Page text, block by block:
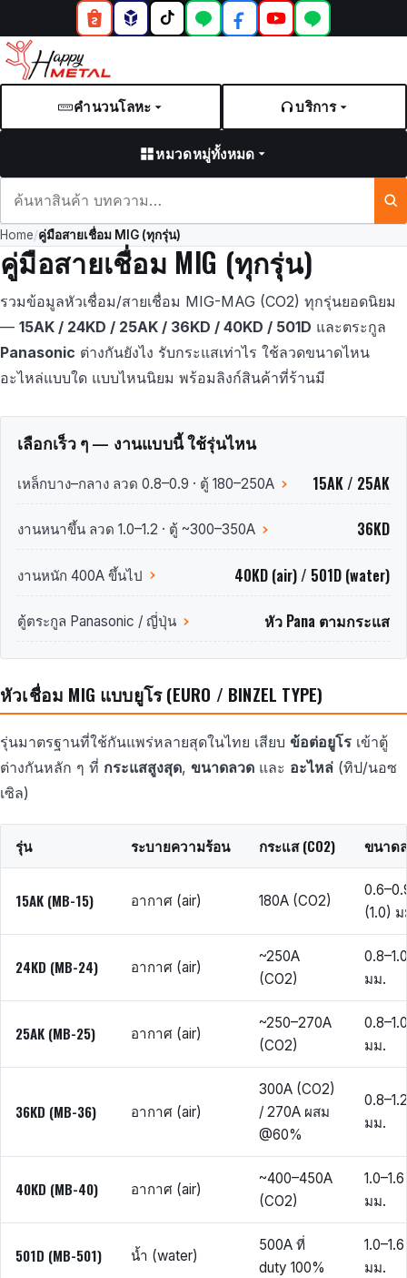
คำนวนโลหะ บริการ
หมวดหมู่ทั้งหมด
และ
บทความ
Home/คู่มือสายเชื่อม MIG (ทุกรุ่น)
คู่มือสายเชื่อม MIG (ทุกรุ่น)
รวมข้อมูลหัวเชื่อม/สายเชื่อม MIG-MAG (CO2) ทุกรุ่นยอดนิยม
— 15AK / 24KD / 25AK / 36KD / 40KD / 501D และตระกูล
Panasonic ต่างกันยังไง รับกระแสเท่าไร ใช้ลวดขนาดไหน
อะไหล่แบบใด แบบไหนนิยม พร้อมลิงก์สินค้าที่ร้านมี
เลือกเร็ว ๆ — งานแบบนี้ ใช้รุ่นไหน
เหล็กบาง–กลาง ลวด 0.8–0.9 · ตู้ 180–250A 15AK / 25AK
งานหนาขึ้น ลวด 1.0–1.2 · ตู้ ~300–350A 36KD
งานหนัก 400A ขึ้นไป 40KD (air) / 501D (water)
ตู้ตระกูล Panasonic / ญี่ปุ่น หัว Pana ตามกระแส
หัวเชื่อม MIG แบบยูโร (EURO / BINZEL TYPE)
รุ่นมาตรฐานที่ใช้กันแพร่หลายสุดในไทย เสียบ ข้อต่อยูโร เข้าตู้
ต่างกันหลัก ๆ ที่ กระแสสูงสุด, ขนาดลวด และ อะไหล่ (ทิป/นอซ
เซิล)
รุ่น ระบายความร้อน กระแส (CO2) ขนาด
15AK (MB-15) อากาศ (air) 180A (CO2)
(1.0)
24KD (MB-24) อากาศ (air)
~250A
(CO2)
0.8–1.0
มม.
25AK (MB-25) อากาศ (air)
~250–270A
(CO2)
0.8–1.0
มม.
36KD (MB-36) อากาศ (air)
300A (CO2)
/ 270A ผสม
@60%
0.8–1.2
มม.
40KD (MB-40) อากาศ (air)
~400–450A
(CO2)
1.0–1.6
มม.
501D (MB-501) น้ำ (water)
500A ที่
duty 100%
1.0–1.6
มม.